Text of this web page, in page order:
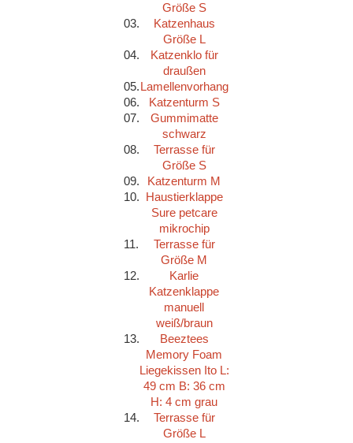
Größe S
03.
Katzenhaus
Größe L
04.
Katzenklo für
draußen
05. Lamellenvorhang
06.
Katzenturm S
07.
Gummimatte
schwarz
08.
Terrasse für
Größe S
09.
Katzenturm M
10.
Haustierklappe
Sure petcare
mikrochip
11.
Terrasse für
Größe M
12.
Karlie
Katzenklappe
manuell
weiß/braun
13.
Beeztees
Memory Foam
Liegekissen Ito L:
49 cm B: 36 cm
H: 4 cm grau
14.
Terrasse für
Größe L